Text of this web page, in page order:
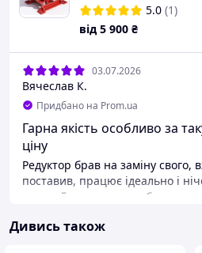
5.0 (1)
від 5 900 ₴
03.07.2026
Вячеслав К.
Придбано на Prom.ua
Гарна якість особливо за
ціну
Редуктор брав на заміну свого,
поставив, працює ідеально і
не прийшлось переробляти.
Якість
Дивись також